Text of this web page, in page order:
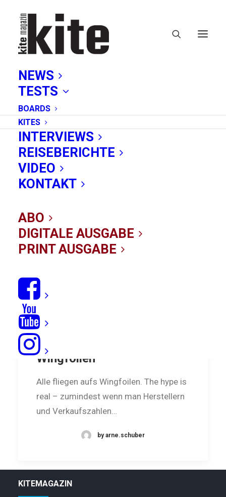
NEWS
TESTS
BOARDS
KITES
INTERVIEWS
REISEBERICHTE
VIDEO
KONTAKT
ABO
DIGITALE AUSGABE
PRINT AUSGABE
Wingsurf
Mein erstes Mal:
Wingfoilen
Alle fliegen aufs Wingfoilen. The hype is
real – zumindest wenn man Herstellern
und Verkaufszahlen…
by arne.schuber
KITEMAGAZIN